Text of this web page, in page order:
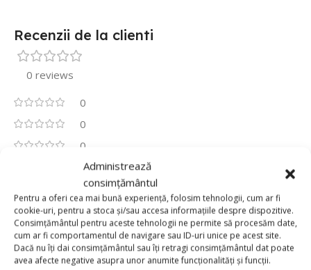
Administrează
consimțământul
Pentru a oferi cea mai bună experiență, folosim tehnologii, cum ar fi
cookie-uri, pentru a stoca și/sau accesa informațiile despre dispozitive.
Consimțământul pentru aceste tehnologii ne permite să procesăm date,
cum ar fi comportamentul de navigare sau ID-uri unice pe acest site.
Dacă nu îți dai consimțământul sau îți retragi consimțământul dat poate
avea afecte negative asupra unor anumite funcționalități și funcții.
Recenzii de la clienti
0 reviews
0
0
0
0
0
Fii primul care scrii o recenzie pentru „Set 25 Baloane
Latex Retro 13cm Albastru Ceata,Haze Blue”
Adresa ta de email nu va fi publicată. Câmpurile obligatorii
sunt marcate cu*